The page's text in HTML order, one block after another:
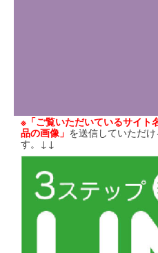
※「ご覧いただいているサイト
品の画像」 を送信していただ
す。↓↓